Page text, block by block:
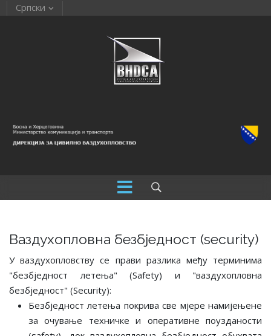
Српски
Ваздухопловна безбједност (security)
У ваздухопловству се прави разлика међу терминима
"безбједност летења" (Safety) и "ваздухопловнa
безбједност" (Security):
Безбједност летења покрива све мјере намијењене
за очување техничке и оперативне поузданости